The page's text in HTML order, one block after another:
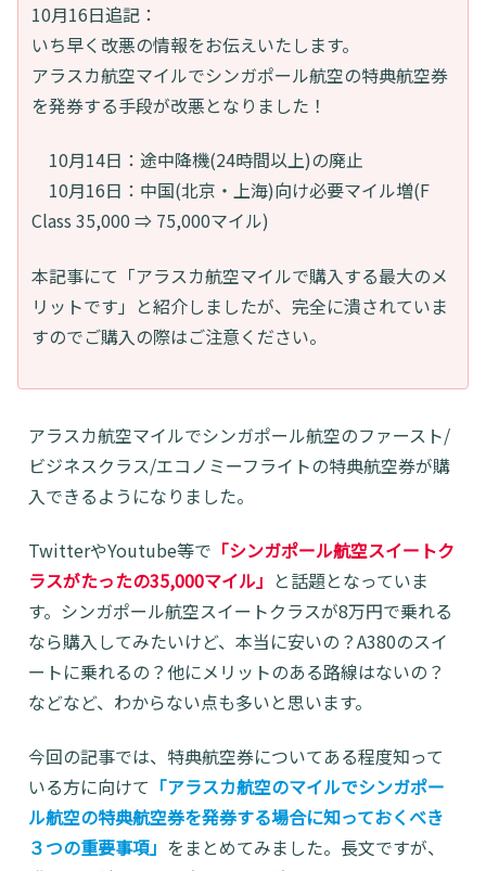
10月16日追記：
いち早く改悪の情報をお伝えいたします。
アラスカ航空マイルでシンガポール航空の特典航空券
を発券する手段が改悪となりました！
10月14日：途中降機(24時間以上)の廃止
10月16日：中国(北京・上海)向け必要マイル増(F
Class 35,000 ⇒ 75,000マイル)
本記事にて「アラスカ航空マイルで購入する最大のメ
リットです」と紹介しましたが、完全に潰されていま
すのでご購入の際はご注意ください。
アラスカ航空マイルでシンガポール航空のファースト/
ビジネスクラス/エコノミーフライトの特典航空券が購
入できるようになりました。
TwitterやYoutube等で 「シンガポール航空スイートク
ラスがたったの35,000マイル」 と話題となっていま
す。シンガポール航空スイートクラスが8万円で乗れる
なら購入してみたいけど、本当に安いの？A380のスイ
ートに乗れるの？他にメリットのある路線はないの？
などなど、わからない点も多いと思います。
今回の記事では、特典航空券についてある程度知って
いる方に向けて 「アラスカ航空のマイルでシンガポー
ル航空の特典航空券を発券する場合に知っておくべき
３つの重要事項」 をまとめてみました。長文ですが、